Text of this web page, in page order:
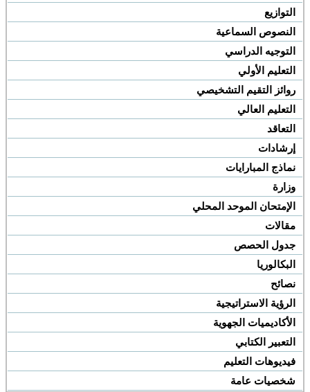
التوازيع
النصوص السماعية
التوجيه الدراسي
التعليم الأولي
روائز التقيم التشخيصي
التعليم العالي
التعاقد
إرشادات
نماذج المبارايات
وزارة
الإمتحان الموحد المحلي
مقالات
جدول الحصص
البكالوريا
نصائح
الرؤية الاستراتيجية
الأكاديميات الجهوية
التعبير الكتابي
فيديوهات التعليم
شخصيات عامة